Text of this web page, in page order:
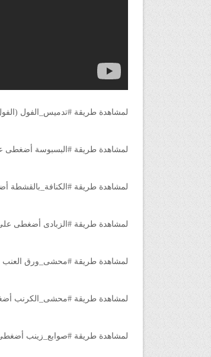
لمشاهدة طريقة #تدميس_الفول
لمشاهدة طريقة #البسبوسة أضغطى
لمشاهدة طريقة #الكنافة_بالقشطة
لمشاهدة طريقة #الزبادى أضغطى
لمشاهدة طريقة #محشى_ورق
لمشاهدة طريقة #محشى_الكرنب
لمشاهدة طريقة #صوابع_زينب